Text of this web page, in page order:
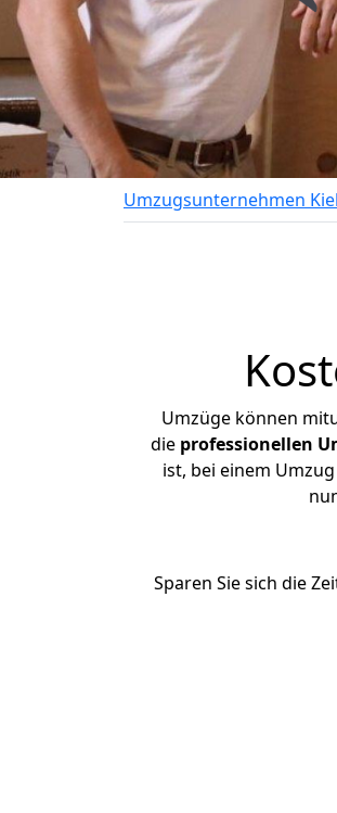
Umzugsunternehmen Kiel
Umzüge können
die professionellen
ist, bei einem
Sparen Sie sich die